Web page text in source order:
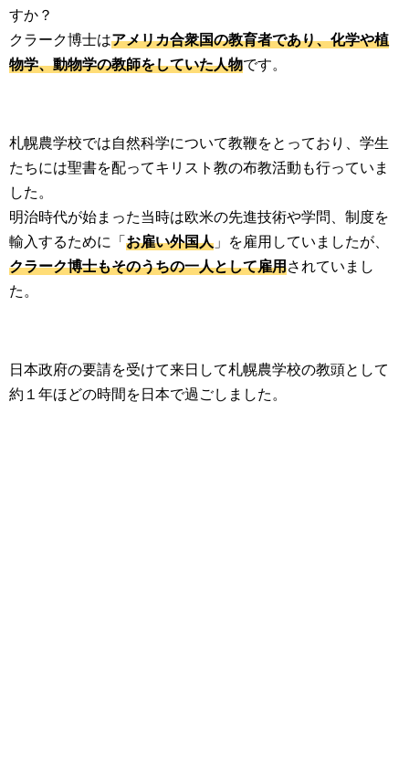
すか？
クラーク博士はアメリカ合衆国の教育者であり、化学や植
物学、動物学の教師をしていた人物です。
札幌農学校では自然科学について教鞭をとっており、学生
たちには聖書を配ってキリスト教の布教活動も行っていま
した。
明治時代が始まった当時は欧米の先進技術や学問、制度を
輸入するために「お雇い外国人 」を雇用していましたが、
クラーク博士もそのうちの一人として雇用されていまし
た。
日本政府の要請を受けて来日して札幌農学校の教頭として
約１年ほどの時間を日本で過ごしました。